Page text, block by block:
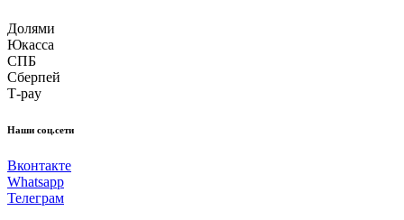
Долями
Юкасса
СПБ
Сберпей
Т-pay
Наши соц.сети
Вконтакте
Whatsapp
Телеграм